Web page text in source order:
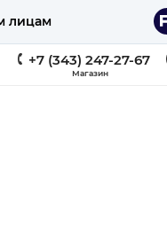
лицам
+7 (343) 247-27-67
Магазин